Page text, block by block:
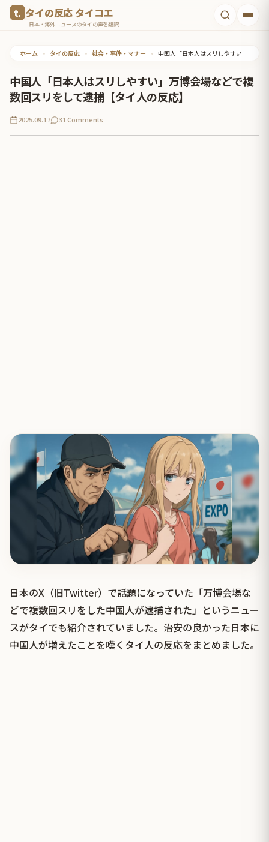
タイの反応 タイコエ
日本・海外ニュースのタイの声を翻訳
ホーム • タイの反応 • 社会・事件・マナー • 中国人「日本人はスリしやすい」万博会場などで複数回スリをして逮捕【タイ人の反応】
中国人「日本人はスリしやすい」万博会場などで複
数回スリをして逮捕【タイ人の反応】
2025.09.17 31 Comments
日本のX（旧Twitter）で話題になっていた「万博会場な
どで複数回スリをした中国人が逮捕された」というニュー
スがタイでも紹介されていました。治安の良かった日本に
中国人が増えたことを嘆くタイ人の反応をまとめました。